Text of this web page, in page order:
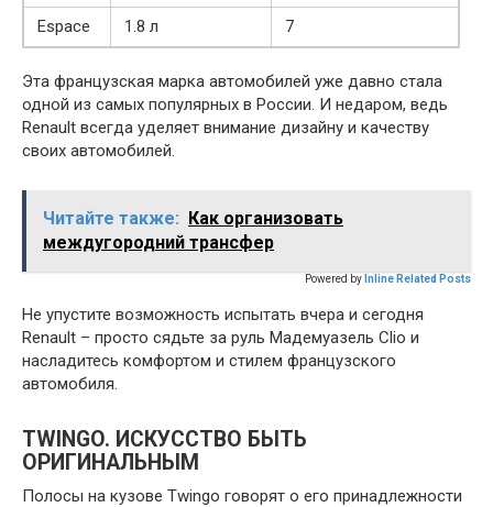
Espace
1.8 л 7
Эта французская марка автомобилей уже давно стала
одной из самых популярных в России. И недаром, ведь
Renault всегда уделяет внимание дизайну и качеству
своих автомобилей.
Читайте также: Как организовать
междугородний трансфер
Powered by Inline Related Posts
Не упустите возможность испытать вчера и сегодня
Renault – просто сядьте за руль Мадемуазель Clio и
насладитесь комфортом и стилем французского
автомобиля.
TWINGO. ИСКУССТВО БЫТЬ
ОРИГИНАЛЬНЫМ
Полосы на кузове Twingo говорят о его принадлежности